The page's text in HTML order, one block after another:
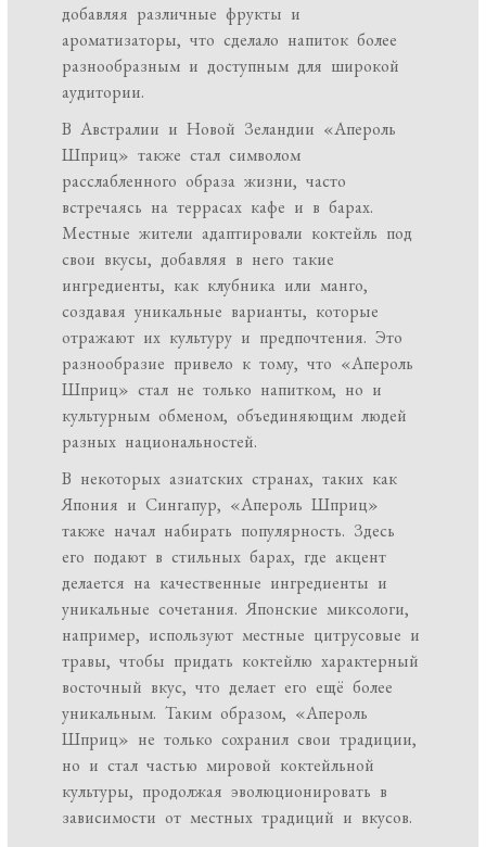
добавляя различные фрукты и
ароматизаторы, что сделало напиток более
разнообразным и доступным для широкой
аудитории.
В Австралии и Новой Зеландии «Апероль
Шприц» также стал символом
расслабленного образа жизни, часто
встречаясь на террасах кафе и в барах.
Местные жители адаптировали коктейль под
свои вкусы, добавляя в него такие
ингредиенты, как клубника или манго,
создавая уникальные варианты, которые
отражают их культуру и предпочтения. Это
разнообразие привело к тому, что «Апероль
Шприц» стал не только напитком, но и
культурным обменом, объединяющим людей
разных национальностей.
В некоторых азиатских странах, таких как
Япония и Сингапур, «Апероль Шприц»
также начал набирать популярность. Здесь
его подают в стильных барах, где акцент
делается на качественные ингредиенты и
уникальные сочетания. Японские миксологи,
например, используют местные цитрусовые и
травы, чтобы придать коктейлю характерный
восточный вкус, что делает его ещё более
уникальным. Таким образом, «Апероль
Шприц» не только сохранил свои традиции,
но и стал частью мировой коктейльной
культуры, продолжая эволюционировать в
зависимости от местных традиций и вкусов.